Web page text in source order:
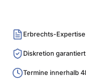
Erbrechts-Expertise
Diskretion garantiert
Termine innerhalb